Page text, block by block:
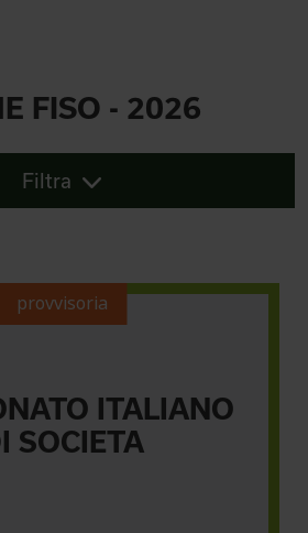
FISO - 2026
Filtra
provvisoria
ITALIANO
SOCIETA